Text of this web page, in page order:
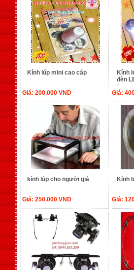
Kính lúp mini cao cấp
Giá: 200.000 VND
Kính
đèn
1
Giá:
kính lúp cho người già
Giá: 250.000 VND
Kính
Giá: